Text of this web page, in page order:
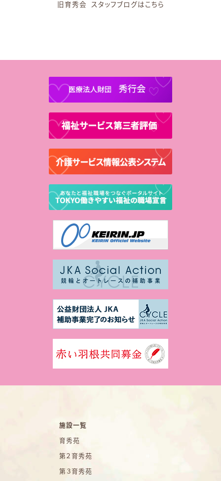
旧育秀会 スタッフブログはこちら
施設一覧
育秀苑
第２育秀苑
第３育秀苑